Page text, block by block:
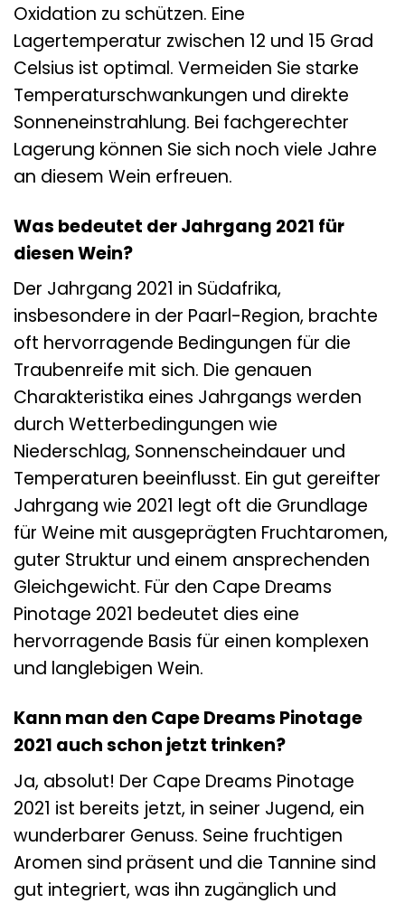
Oxidation zu schützen. Eine
Lagertemperatur zwischen 12 und 15 Grad
Celsius ist optimal. Vermeiden Sie starke
Temperaturschwankungen und direkte
Sonneneinstrahlung. Bei fachgerechter
Lagerung können Sie sich noch viele Jahre
an diesem Wein erfreuen.
Was bedeutet der Jahrgang 2021 für
diesen Wein?
Der Jahrgang 2021 in Südafrika,
insbesondere in der Paarl-Region, brachte
oft hervorragende Bedingungen für die
Traubenreife mit sich. Die genauen
Charakteristika eines Jahrgangs werden
durch Wetterbedingungen wie
Niederschlag, Sonnenscheindauer und
Temperaturen beeinflusst. Ein gut gereifter
Jahrgang wie 2021 legt oft die Grundlage
für Weine mit ausgeprägten Fruchtaromen,
guter Struktur und einem ansprechenden
Gleichgewicht. Für den Cape Dreams
Pinotage 2021 bedeutet dies eine
hervorragende Basis für einen komplexen
und langlebigen Wein.
Kann man den Cape Dreams Pinotage
2021 auch schon jetzt trinken?
Ja, absolut! Der Cape Dreams Pinotage
2021 ist bereits jetzt, in seiner Jugend, ein
wunderbarer Genuss. Seine fruchtigen
Aromen sind präsent und die Tannine sind
gut integriert, was ihn zugänglich und